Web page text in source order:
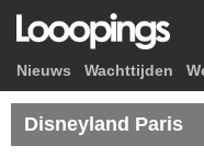
Nieuws Wachttijden
Disneyland Paris